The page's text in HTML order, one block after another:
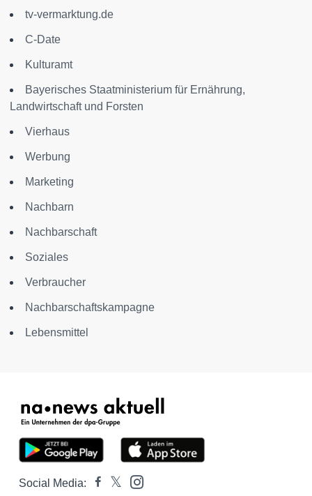
tv-vermarktung.de
C-Date
Kulturamt
Bayerisches Staatministerium für Ernährung,
Landwirtschaft und Forsten
Vierhaus
Werbung
Marketing
Nachbarn
Nachbarschaft
Soziales
Verbraucher
Nachbarschaftskampagne
Lebensmittel
Social Media: